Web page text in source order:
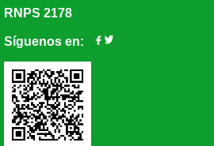
RNPS 2178
Síguenos en: